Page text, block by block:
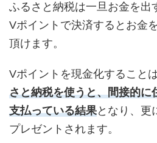
ふるさと納税は一旦お金を出
Vポイントで決済するとお金
頂けます。
Vポイントを現金化すること
さと納税を使うと、間接的に
支払っている結果となり、更
プレゼントされます。